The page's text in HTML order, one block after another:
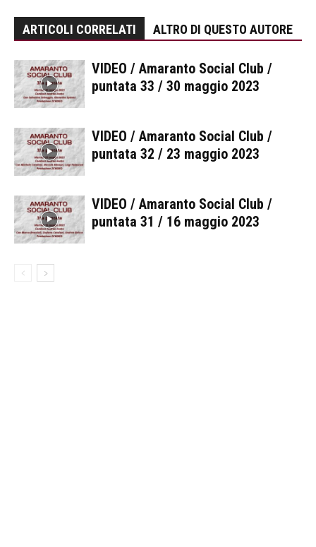
ARTICOLI CORRELATI ALTRO DI QUESTO AUTORE
VIDEO / Amaranto Social Club /
puntata 33 / 30 maggio 2023
VIDEO / Amaranto Social Club /
puntata 32 / 23 maggio 2023
VIDEO / Amaranto Social Club /
puntata 31 / 16 maggio 2023